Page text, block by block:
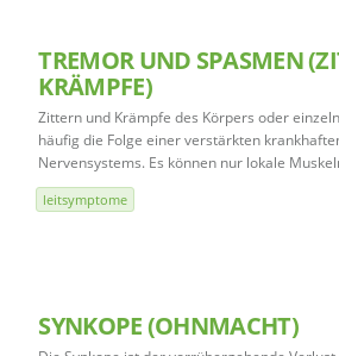
TREMOR UND SPASMEN
KRÄMPFE)
Zittern und Krämpfe des Körpers oder
häufig die Folge einer verstärkten
Nervensystems. Es können nur lokale
leitsymptome
SYNKOPE (OHNMACHT)